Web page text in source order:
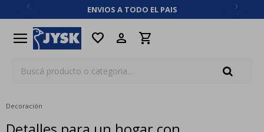
ENVIOS A TODO EL PAIS
menu favorite
Decoración
close